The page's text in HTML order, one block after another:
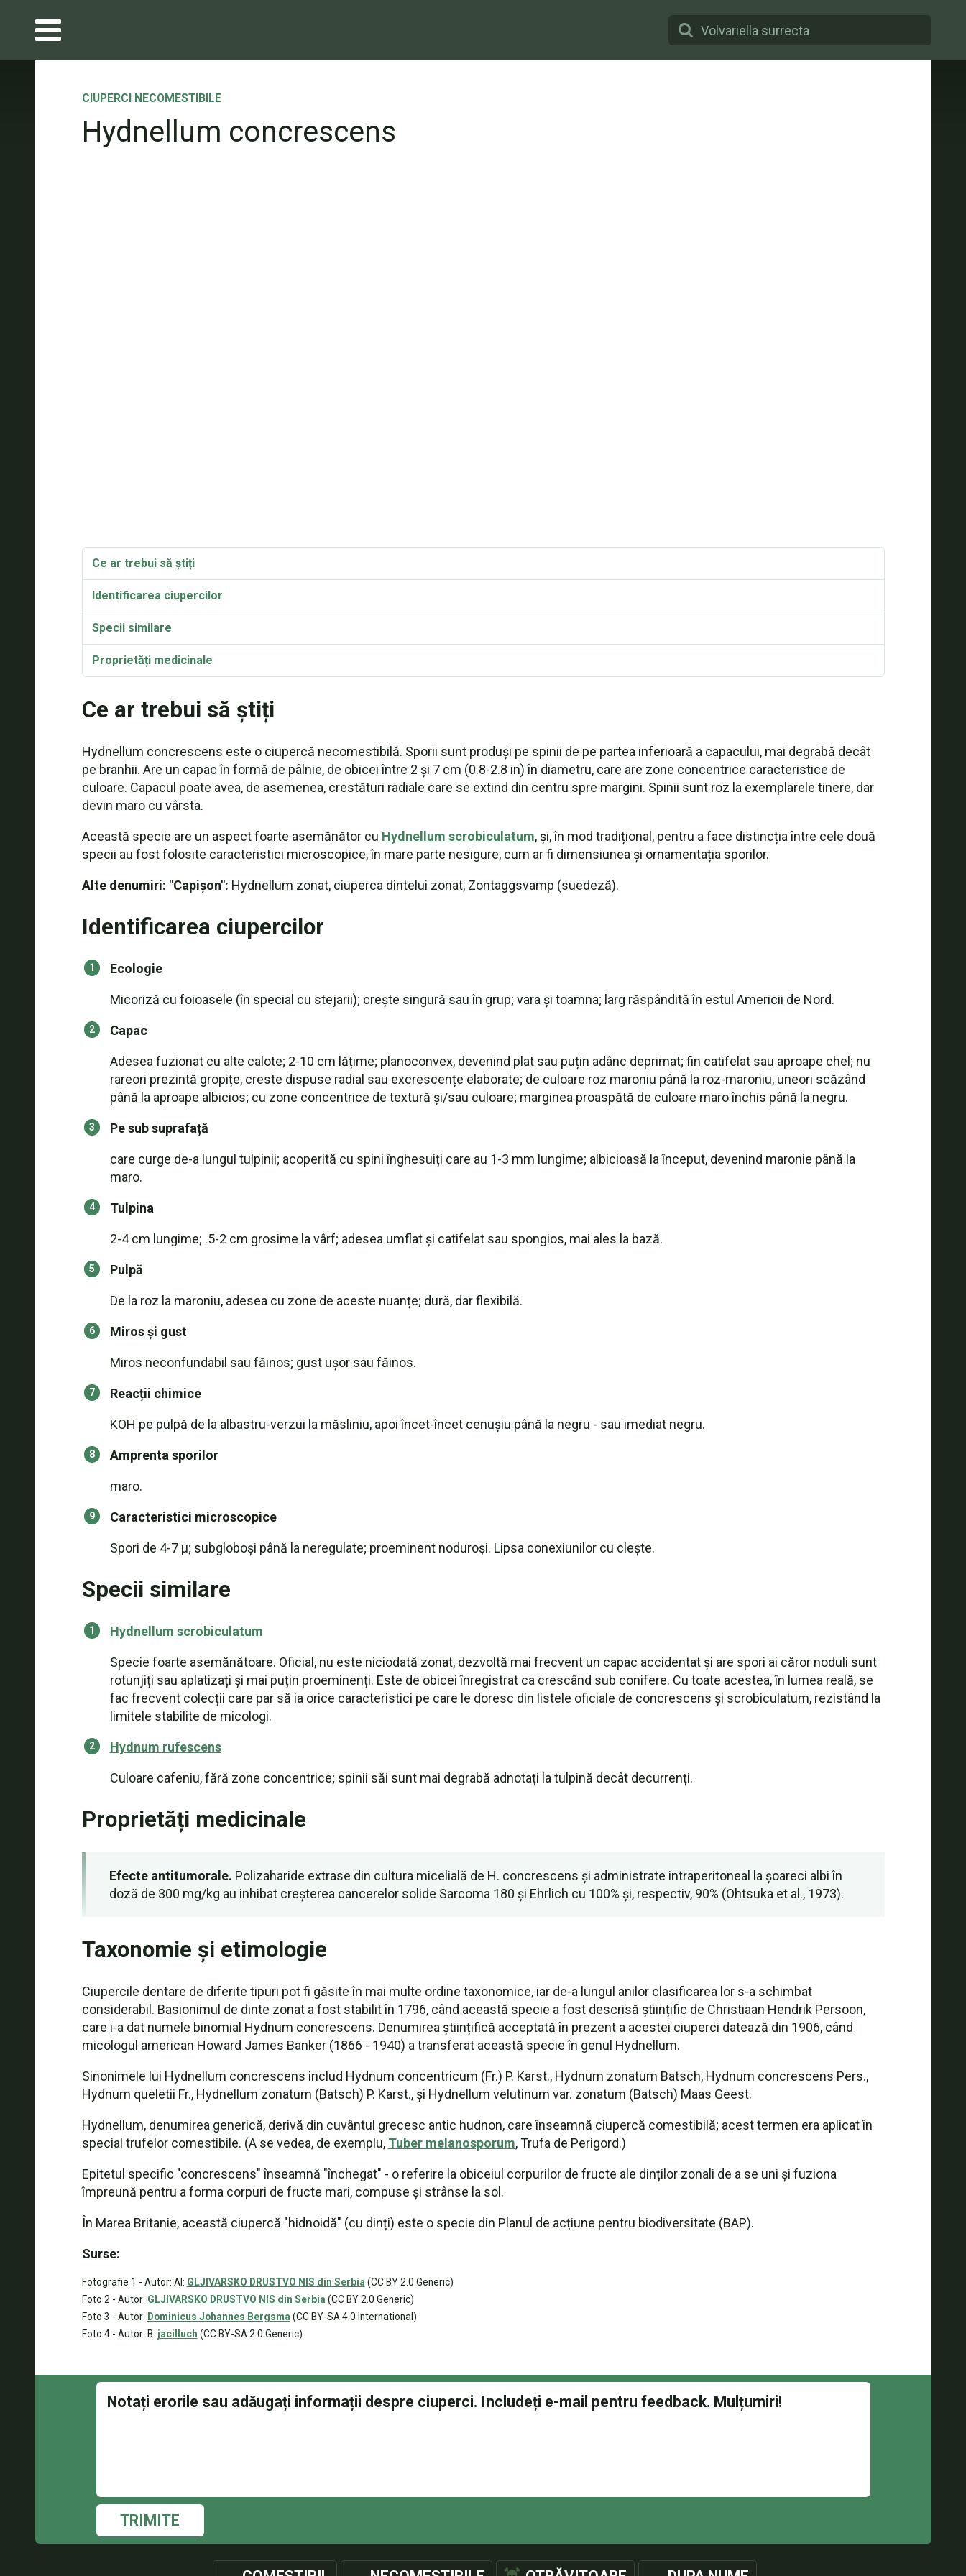
CIUPERCI NECOMESTIBILE
Hydnellum concrescens
Ce ar trebui să știți
Identificarea ciupercilor
Specii similare
Proprietăți medicinale
Ce ar trebui să știți
Hydnellum concrescens este o ciupercă necomestibilă. Sporii sunt produși pe spinii de pe partea inferioară a capacului, mai degrabă decât
pe branhii. Are un capac în formă de pâlnie, de obicei între 2 și 7 cm (0.8-2.8 in) în diametru, care are zone concentrice caracteristice de
culoare. Capacul poate avea, de asemenea, crestături radiale care se extind din centru spre margini. Spinii sunt roz la exemplarele tinere, dar
devin maro cu vârsta.
Această specie are un aspect foarte asemănător cu Hydnellum scrobiculatum, și, în mod tradițional, pentru a face distincția între cele două
specii au fost folosite caracteristici microscopice, în mare parte nesigure, cum ar fi dimensiunea și ornamentația sporilor.
Alte denumiri: "Capișon": Hydnellum zonat, ciuperca dintelui zonat, Zontaggsvamp (suedeză).
Identificarea ciupercilor
Ecologie
Micoriză cu foioasele (în special cu stejarii); crește singură sau în grup; vara și toamna; larg răspândită în estul Americii de Nord.
Capac
Adesea fuzionat cu alte calote; 2-10 cm lățime; planoconvex, devenind plat sau puțin adânc deprimat; fin catifelat sau aproape chel; nu
rareori prezintă gropițe, creste dispuse radial sau excrescențe elaborate; de culoare roz maroniu până la roz-maroniu, uneori scăzând
până la aproape albicios; cu zone concentrice de textură și/sau culoare; marginea proaspătă de culoare maro închis până la negru.
Pe sub suprafață
care curge de-a lungul tulpinii; acoperită cu spini înghesuiți care au 1-3 mm lungime; albicioasă la început, devenind maronie până la
maro.
Tulpina
2-4 cm lungime; .5-2 cm grosime la vârf; adesea umflat și catifelat sau spongios, mai ales la bază.
Pulpă
De la roz la maroniu, adesea cu zone de aceste nuanțe; dură, dar flexibilă.
Miros și gust
Miros neconfundabil sau făinos; gust ușor sau făinos.
Reacții chimice
KOH pe pulpă de la albastru-verzui la măsliniu, apoi încet-încet cenușiu până la negru - sau imediat negru.
Amprenta sporilor
maro.
Caracteristici microscopice
Spori de 4-7 µ; subgloboși până la neregulate; proeminent noduroși. Lipsa conexiunilor cu clește.
Specii similare
Hydnellum scrobiculatum
Specie foarte asemănătoare. Oficial, nu este niciodată zonat, dezvoltă mai frecvent un capac accidentat și are spori ai căror noduli sunt
rotunjiți sau aplatizați și mai puțin proeminenți. Este de obicei înregistrat ca crescând sub conifere. Cu toate acestea, în lumea reală, se
fac frecvent colecții care par să ia orice caracteristici pe care le doresc din listele oficiale de concrescens și scrobiculatum, rezistând la
limitele stabilite de micologi.
Hydnum rufescens
Culoare cafeniu, fără zone concentrice; spinii săi sunt mai degrabă adnotați la tulpină decât decurrenți.
Proprietăți medicinale
Efecte antitumorale. Polizaharide extrase din cultura micelială de H. concrescens și administrate intraperitoneal la șoareci albi în
doză de 300 mg/kg au inhibat creșterea cancerelor solide Sarcoma 180 și Ehrlich cu 100% și, respectiv, 90% (Ohtsuka et al., 1973).
Taxonomie și etimologie
Ciupercile dentare de diferite tipuri pot fi găsite în mai multe ordine taxonomice, iar de-a lungul anilor clasificarea lor s-a schimbat
considerabil. Basionimul de dinte zonat a fost stabilit în 1796, când această specie a fost descrisă științific de Christiaan Hendrik Persoon,
care i-a dat numele binomial Hydnum concrescens. Denumirea științifică acceptată în prezent a acestei ciuperci datează din 1906, când
micologul american Howard James Banker (1866 - 1940) a transferat această specie în genul Hydnellum.
Sinonimele lui Hydnellum concrescens includ Hydnum concentricum (Fr.) P. Karst., Hydnum zonatum Batsch, Hydnum concrescens Pers.,
Hydnum queletii Fr., Hydnellum zonatum (Batsch) P. Karst., și Hydnellum velutinum var. zonatum (Batsch) Maas Geest.
Hydnellum, denumirea generică, derivă din cuvântul grecesc antic hudnon, care înseamnă ciupercă comestibilă; acest termen era aplicat în
special trufelor comestibile. (A se vedea, de exemplu, Tuber melanosporum, Trufa de Perigord.)
Epitetul specific "concrescens" înseamnă "închegat" - o referire la obiceiul corpurilor de fructe ale dinților zonali de a se uni și fuziona
împreună pentru a forma corpuri de fructe mari, compuse și strânse la sol.
În Marea Britanie, această ciupercă "hidnoidă" (cu dinți) este o specie din Planul de acțiune pentru biodiversitate (BAP).
Surse:
Fotografie 1 - Autor: Al: GLJIVARSKO DRUSTVO NIS din Serbia (CC BY 2.0 Generic)
Foto 2 - Autor: GLJIVARSKO DRUSTVO NIS din Serbia (CC BY 2.0 Generic)
Foto 3 - Autor: Dominicus Johannes Bergsma (CC BY-SA 4.0 International)
Foto 4 - Autor: B: jacilluch (CC BY-SA 2.0 Generic)
TRIMITE